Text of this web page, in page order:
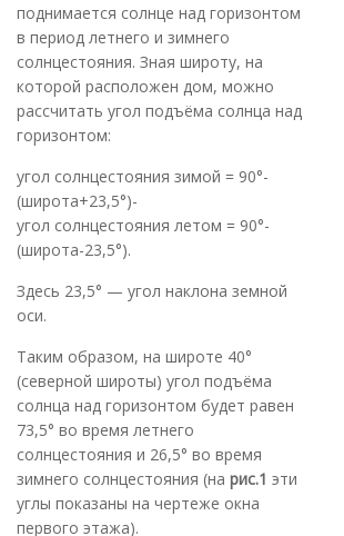
поднимается солнце над горизонтом
в период летнего и зимнего
солнцестояния. Зная широту, на
которой расположен дом, можно
рассчитать угол подъёма солнца над
горизонтом:
угол солнцестояния зимой = 90°-
(широта+23,5°)-
угол солнцестояния летом = 90°-
(широта-23,5°).
Здесь 23,5° — угол наклона земной
оси.
Таким образом, на широте 40°
(северной широты) угол подъёма
солнца над горизонтом будет равен
73,5° во время летнего
солнцестояния и 26,5° во время
зимнего солнцестояния (на рис.1 эти
углы показаны на чертеже окна
первого этажа).